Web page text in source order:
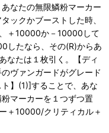
なたの無限鱗粉マーカー
ックかブーストした時、
＋10000か－10000して
したなら、その(R)からあ
なたは１枚引く。【ディ
ヴァンガードがグレード
】(1)]することで、あな
マーカーを１つずつ置
＋10000/クリティカル＋